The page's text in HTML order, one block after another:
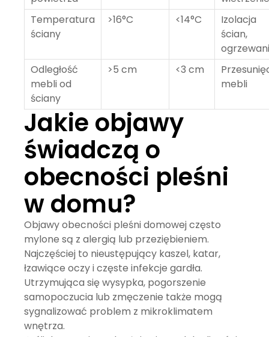
Temperatura
ściany
>16°C <14°C
Izolacja
ścian,
Odległość
mebli od
ściany
>5 cm <3 cm
mebli
Jakie objawy
świadczą o
obecności pleśni
w domu?
Objawy obecności pleśni domowej często
mylone są z alergią lub przeziębieniem.
Najczęściej to nieustępujący kaszel, katar,
łzawiące oczy i częste infekcje gardła.
Utrzymująca się wysypka, pogorszenie
samopoczucia lub zmęczenie także mogą
sygnalizować problem z mikroklimatem
wnętrza.